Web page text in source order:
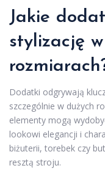
Jakie
stylizację
Dodatki odgrywają
szczególnie w dużych
elementy mogą
lookowi elegancji i
biżuterii, torebek czy
resztą stroju.